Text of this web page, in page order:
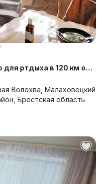
ртдыха в 120 км от
Волохва, Малаховецкий
Брестская область